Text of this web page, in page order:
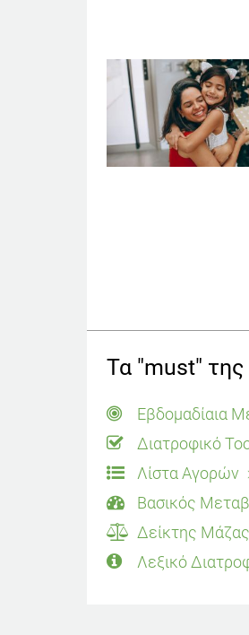
Τα "must"
Εβδομαδίαια
Διατροφικό
Λίστα Αγορών
Βασικός
Δείκτης
Λεξικό